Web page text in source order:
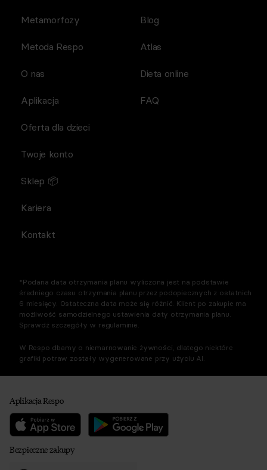
Metamorfozy
Metoda Respo
O nas
Aplikacja
Blog
Atlas
Dieta online
FAQ
Oferta dla dzieci
Twoje konto
Sklep 📦
Kariera
Kontakt
*Podana data otrzymania planu wyliczona jest na podstawie
średniego czasu otrzymania planu przez podopiecznych z ostatnich
6 miesięcy. Ostateczna data może się różnić. Klient po zakupie ma
możliwość samodzielnego ustawienia daty otrzymania planu.
Sprawdź szczegóły w regulaminie.
W Respo dbamy o niemarnowanie żywności, dlatego niektóre
grafiki potraw zostały wygenerowane przy użyciu AI.
Aplikacja Respo
Bezpieczne zakupy